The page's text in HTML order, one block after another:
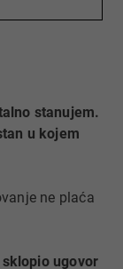
stanujem.
u kojem
ne plaća
ugovor